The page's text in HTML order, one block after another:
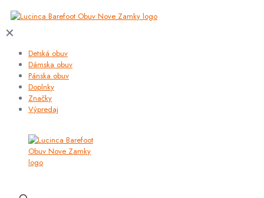
✕
Detská obuv
Dámska obuv
Pánska obuv
Doplnky
Značky
Výpredaj